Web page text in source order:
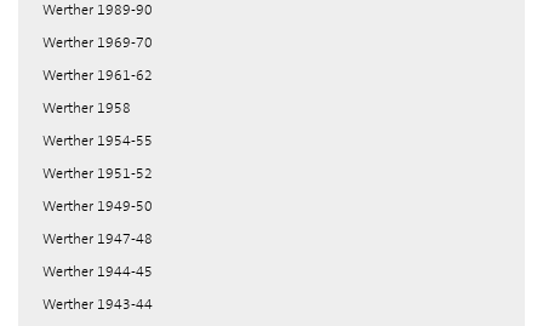
Werther 1989-90
Werther 1969-70
Werther 1961-62
Werther 1958
Werther 1954-55
Werther 1951-52
Werther 1949-50
Werther 1947-48
Werther 1944-45
Werther 1943-44